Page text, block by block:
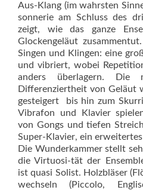
Aus-Klang (im wahrsten
sonnerie am Schluss des
zeigt, wie das ganze
Glockengeläut
Singen und Klingen: eine
und vibriert, wobei
anders überlagern. Die
Differenziertheit von
gesteigert  bis hin zum
Vibrafon und Klavier
von Gongs und tiefen
Super-Klavier, ein
Die Wunderkammer stellt
die Virtuosi-tät der
ist quasi Solist. Holzbläser
wechseln (Piccolo,